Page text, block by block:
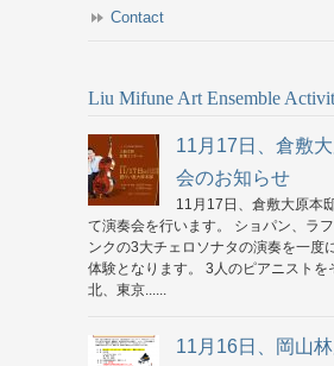
Contact
Liu Mifune Art Ensemble
11月17日、倉敷
会のお知らせ
11月17日、倉敷大原本
て演奏会を行います。 ショパン、ラ
ンクの3大チェロソナタの演奏を一度
体験となります。 3人のピアニストを
北、東京......
11月16日、岡山